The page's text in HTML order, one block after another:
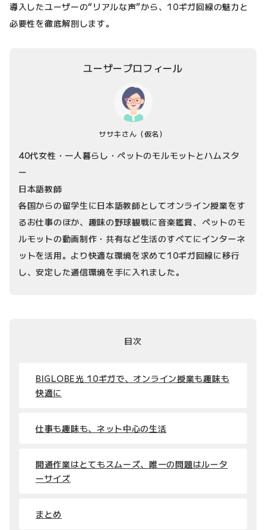
導入したユーザーの“リアルな声”から、10ギガ回線の魅力と
必要性を徹底解剖します。
ユーザープロフィール
ササキさん （仮名）
40代女性・一人暮らし・ペットのモルモットとハムスタ
ー
日本語教師
各国からの留学生に日本語教師としてオンライン授業をす
るお仕事のほか、趣味の野球観戦に音楽鑑賞、ペットのモ
ルモットの動画制作・共有など生活のすべてにインターネ
ットを活用。より快適な環境を求めて10ギガ回線に移行
し、安定した通信環境を手に入れました。
目次
BIGLOBE光 10ギガで、オンライン授業も趣味も
快適に
仕事も趣味も、ネット中心の生活
開通作業はとてもスムーズ、唯一の問題はルータ
ーサイズ
まとめ